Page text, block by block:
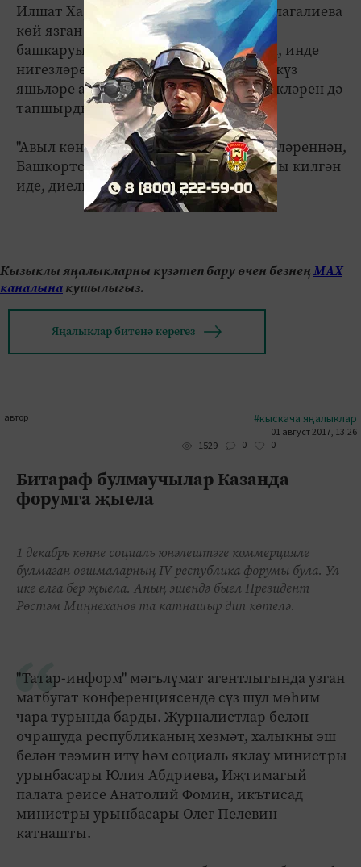
Илшат Харисов сүзләренә Лилия Муллагалиева
көй язган "Иншарым" җырын (автор
башкаруында) шул авылда туып үскән, инде
нигезләре юкка чыккан иншарлылар күз
яшьләре аша тыңлады, җырчыга бүләкләрен дә
тапшырдылар.
"Авыл көне"нә Ульяновск, Самара өлкәләреннән,
Башкортстаннан да да сәүдә нокталары килгән
иде, диелгән район хәбәрендә.
Кызыклы яңалыкларны күзәтеп бару өчен безнеңМАХ
каналынакушылыгыз.
Яңалыклар битенә керегез
автор #кыскача яңалыклар
01 август 2017, 13:26
1529
0 0
Битараф булмаучылар Казанда
форумга җыела
1 декабрь көнне социаль юнәлештәге коммерцияле
булмаган оешмаларның IV республика форумы була. Ул
ике елга бер җыела. Аның эшендә быел Президент
Рөстәм Миңнеханов та катнашыр дип көтелә.
"Татар-информ" мәгълүмат агентлыгында узган
матбугат конференциясендә сүз шул мөһим
чара турында барды. Журналистлар белән
очрашуда республиканың хезмәт, халыкны эш
белән тәэмин итү һәм социаль яклау министры
урынбасары Юлия Абдриева, Иҗтимагый
палата рәисе Анатолий Фомин, икътисад
министры урынбасары Олег Пелевин
катнашты.